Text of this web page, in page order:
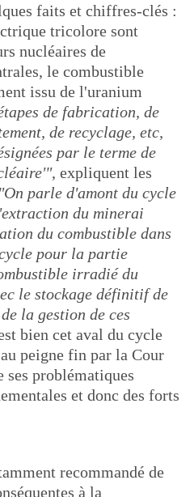
faits et chiffres-clés :
tricolore sont
nucléaires de
le combustible
issu de l'uranium
de fabrication, de
de recyclage, etc,
par le terme de
, expliquent les
"On parle d'amont du cycle
du minerai
du combustible dans
pour la partie
irradié du
le stockage définitif de
la gestion de ces
bien cet aval du cycle
peigne fin par la Cour
ses problématiques
et donc des forts
recommandé de
à la